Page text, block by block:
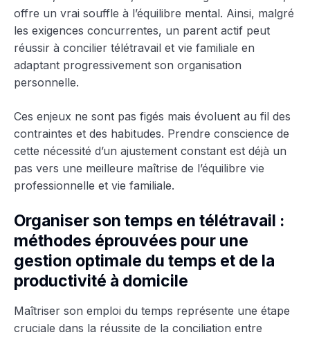
offre un vrai souffle à l’équilibre mental. Ainsi, malgré
les exigences concurrentes, un parent actif peut
réussir à concilier télétravail et vie familiale en
adaptant progressivement son organisation
personnelle.
Ces enjeux ne sont pas figés mais évoluent au fil des
contraintes et des habitudes. Prendre conscience de
cette nécessité d’un ajustement constant est déjà un
pas vers une meilleure maîtrise de l’équilibre vie
professionnelle et vie familiale.
Organiser son temps en télétravail :
méthodes éprouvées pour une
gestion optimale du temps et de la
productivité à domicile
Maîtriser son emploi du temps représente une étape
cruciale dans la réussite de la conciliation entre